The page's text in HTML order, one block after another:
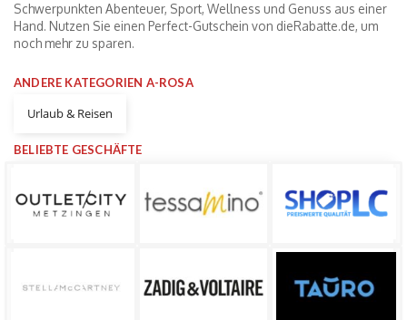
Schwerpunkten Abenteuer, Sport, Wellness und Genuss aus einer
Hand. Nutzen Sie einen Perfect-Gutschein von dieRabatte.de, um
noch mehr zu sparen.
ANDERE KATEGORIEN A-ROSA
Urlaub & Reisen
BELIEBTE GESCHÄFTE